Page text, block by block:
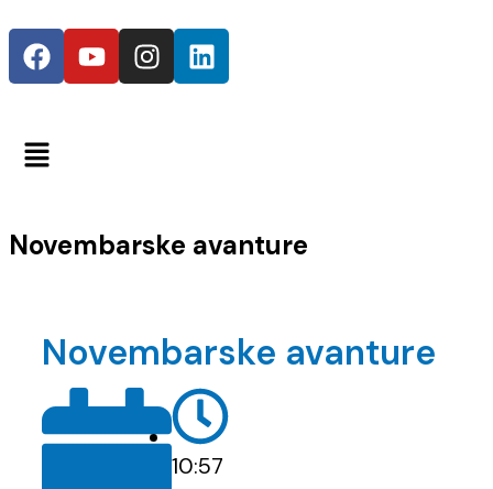
Novembarske avanture
Novembarske avanture
10:57